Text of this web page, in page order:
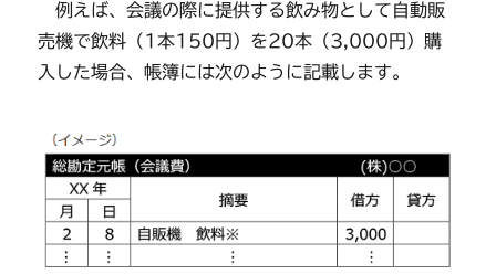
例えば、会議の際に提供する飲み物として自動販
売機で飲料（1本150円）を20本（3,000円）購
入した場合、帳簿には次のように記載します。